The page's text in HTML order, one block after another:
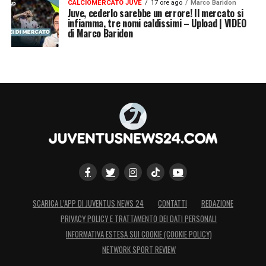
CALCIOMERCATO JUVE 17 ore ago Marco Baridon
Juve, cederlo sarebbe un errore! Il mercato si
infiamma, tre nomi caldissimi – Upload | VIDEO
di Marco Baridon
SCARICA L’APP DI JUVENTUS NEWS 24 CONTATTI
REDAZIONE
PRIVACY POLICY E TRATTAMENTO DEI DATI PERSONALI
INFORMATIVA ESTESA SUI COOKIE (COOKIE POLICY)
NETWORK SPORT REVIEW